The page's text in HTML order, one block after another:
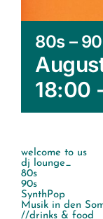
80s –
18:00
welcome to us
dj lounge_
80s
90s
SynthPop
Musik in den
//drinks & food